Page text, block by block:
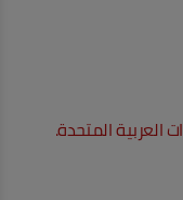
العربية المتحدة.